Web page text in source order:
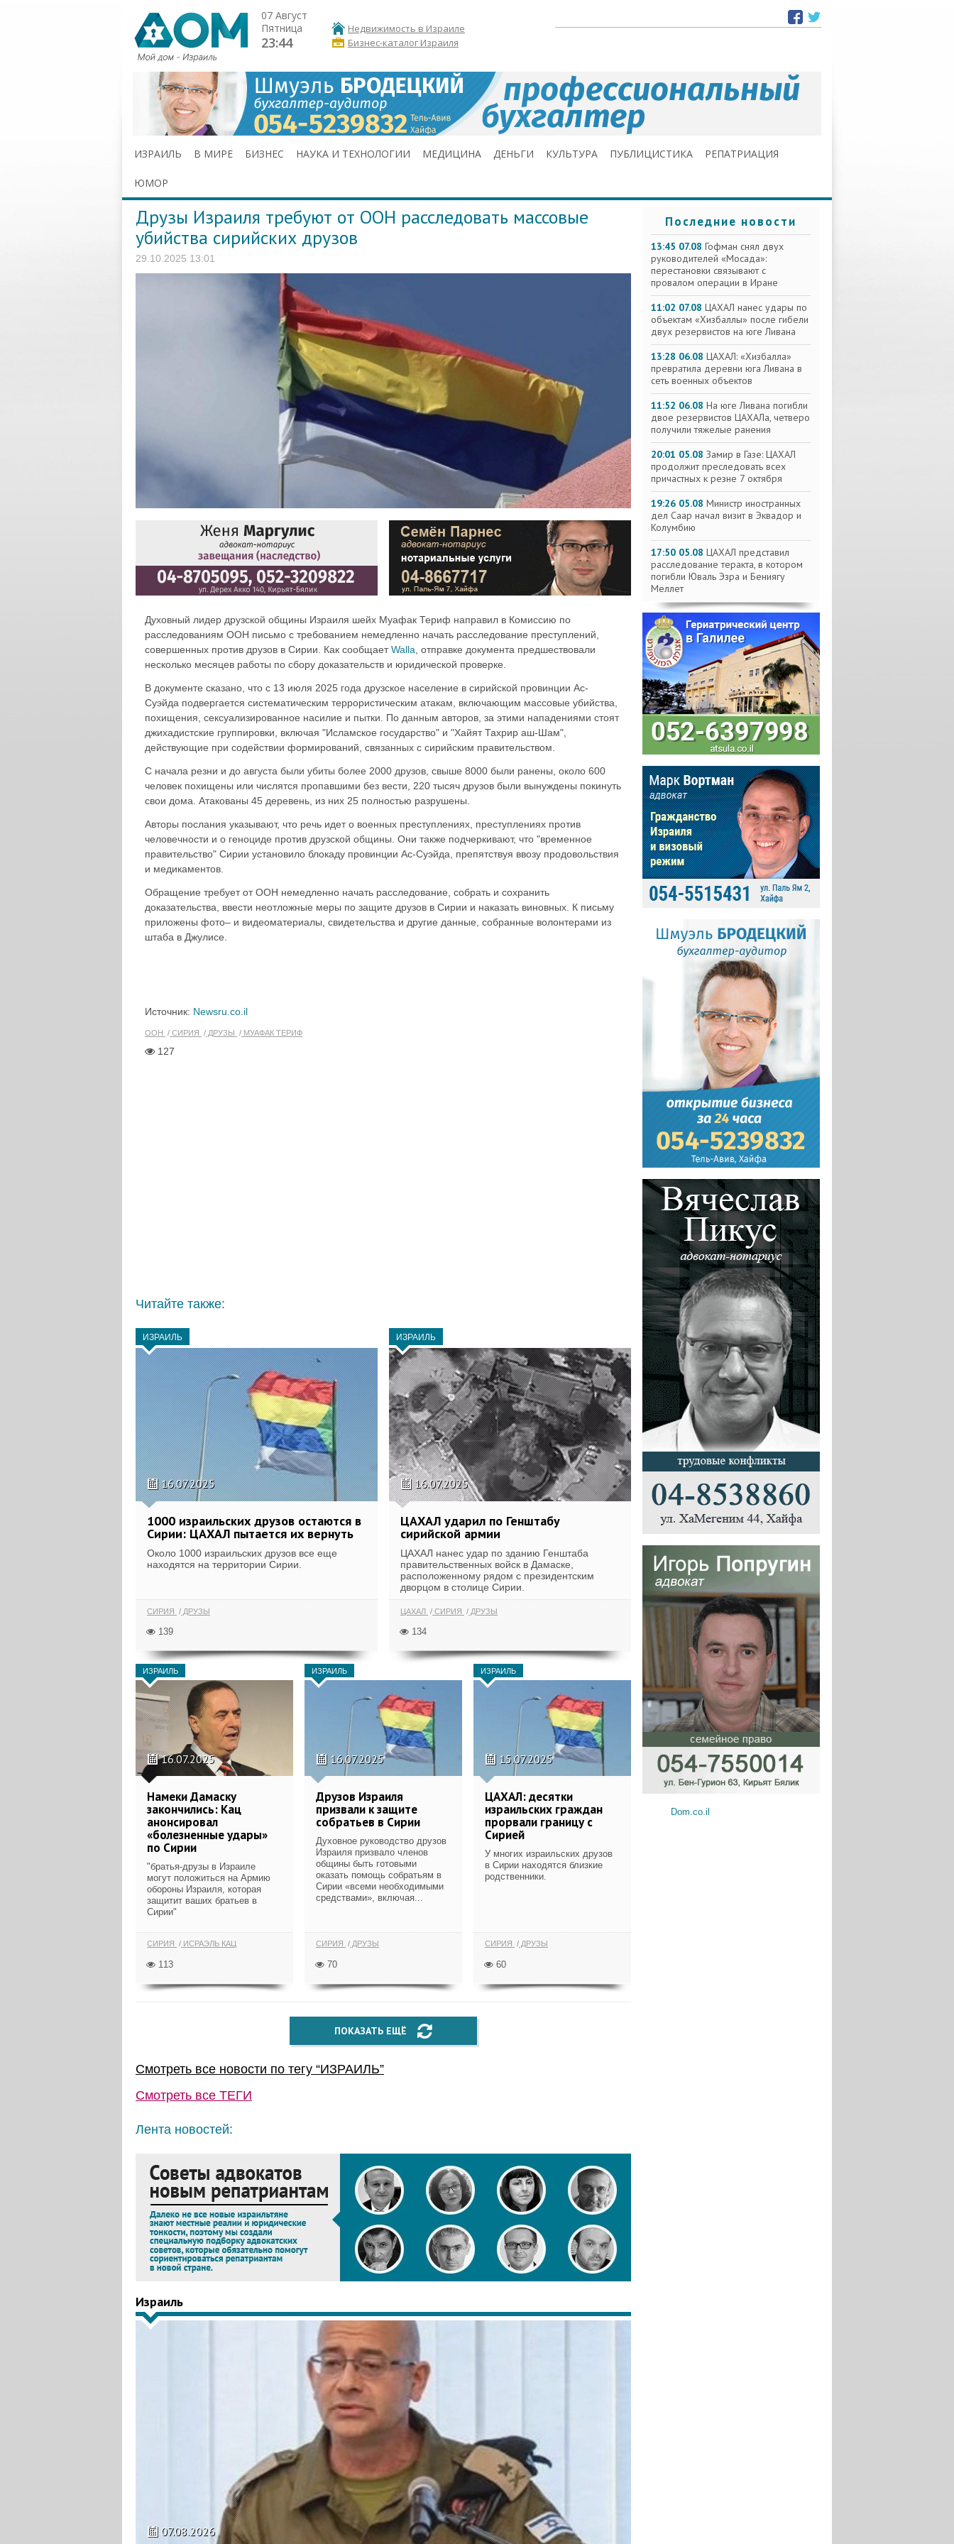
07 Август
Пятница
23:44
Недвижимость в Израиле
Бизнес-каталог Израиля
ИЗРАИЛЬ В МИРЕ БИЗНЕС НАУКА И ТЕХНОЛОГИИ МЕДИЦИНА ДЕНЬГИ КУЛЬТУРА ПУБЛИЦИСТИКА РЕПАТРИАЦИЯ
ЮМОР
Друзы Израиля требуют от ООН расследовать массовые
убийства сирийских друзов
29.10.2025 13:01
Духовный лидер друзской общины Израиля шейх Муафак Териф направил в Комиссию по
расследованиям ООН письмо с требованием немедленно начать расследование преступлений,
совершенных против друзов в Сирии. Как сообщаетWalla , отправке документа предшествовали
несколько месяцев работы по сбору доказательств и юридической проверке.
В документе сказано, что с 13 июля 2025 года друзское население в сирийской провинции Ас-
Суэйда подвергается систематическим террористическим атакам, включающим массовые убийства,
похищения, сексуализированное насилие и пытки. По данным авторов, за этими нападениями стоят
джихадистские группировки, включая "Исламское государство" и "Хайят Тахрир аш-Шам",
действующие при содействии формирований, связанных с сирийским правительством.
С начала резни и до августа были убиты более 2000 друзов, свыше 8000 были ранены, около 600
человек похищены или числятся пропавшими без вести, 220 тысяч друзов были вынуждены покинуть
свои дома. Атакованы 45 деревень, из них 25 полностью разрушены.
Авторы послания указывают, что речь идет о военных преступлениях, преступлениях против
человечности и о геноциде против друзской общины. Они также подчеркивают, что "временное
правительство" Сирии установило блокаду провинции Ас-Суэйда, препятствуя ввозу продовольствия
и медикаментов.
Обращение требует от ООН немедленно начать расследование, собрать и сохранить
доказательства, ввести неотложные меры по защите друзов в Сирии и наказать виновных. К письму
приложены фото– и видеоматериалы, свидетельства и другие данные, собранные волонтерами из
штаба в Джулисе.
Источник: Newsru.co.il
ООН СИРИЯ ДРУЗЫ МУАФАК ТЕРИФ
127
Читайте также:
ИЗРАИЛЬ
16.07.2025
1000 израильских друзов остаются в
Сирии: ЦАХАЛ пытается их вернуть
Около 1000 израильских друзов все еще
находятся на территории Сирии.
СИРИЯ ДРУЗЫ
139
ИЗРАИЛЬ
16.07.2025
ЦАХАЛ ударил по Генштабу
сирийской армии
ЦАХАЛ нанес удар по зданию Генштаба
правительственных войск в Дамаске,
расположенному рядом с президентским
дворцом в столице Сирии.
ЦАХАЛ СИРИЯ ДРУЗЫ
134
ИЗРАИЛЬ
16.07.2025
Намеки Дамаску
закончились: Кац
анонсировал
«болезненные удары»
по Сирии
"братья-друзы в Израиле
могут положиться на Армию
обороны Израиля, которая
защитит ваших братьев в
Сирии"
СИРИЯ ИСРАЭЛЬ КАЦ
113
ИЗРАИЛЬ
16.07.2025
Друзов Израиля
призвали к защите
собратьев в Сирии
Духовное руководство друзов
Израиля призвало членов
общины быть готовыми
оказать помощь собратьям в
Сирии «всеми необходимыми
средствами», включая...
СИРИЯ ДРУЗЫ
70
ИЗРАИЛЬ
15.07.2025
ЦАХАЛ: десятки
израильских граждан
прорвали границу с
Сирией
У многих израильских друзов
в Сирии находятся близкие
родственники.
СИРИЯ ДРУЗЫ
60
ПОКАЗАТЬ ЕЩЁ
Смотреть все новости по тегу “ИЗРАИЛЬ”
Смотреть все ТЕГИ
Лента новостей:
Израиль
07.08.2026
Последние новости
13:45 07.08 Гофман снял двух
руководителей «Мосада»:
перестановки связывают с
провалом операции в Иране
11:02 07.08 ЦАХАЛ нанес удары по
объектам «Хизбаллы» после гибели
двух резервистов на юге Ливана
13:28 06.08 ЦАХАЛ: «Хизбалла»
превратила деревни юга Ливана в
сеть военных объектов
11:52 06.08 На юге Ливана погибли
двое резервистов ЦАХАЛа, четверо
получили тяжелые ранения
20:01 05.08 Замир в Газе: ЦАХАЛ
продолжит преследовать всех
причастных к резне 7 октября
19:26 05.08 Министр иностранных
дел Саар начал визит в Эквадор и
Колумбию
17:50 05.08 ЦАХАЛ представил
расследование теракта, в котором
погибли Юваль Эзра и Бениягу
Меллет
Dom.co.il